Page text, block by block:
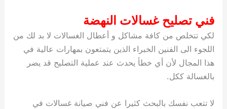
فني تصليح غسالات النهضة
لكي تتخلص من كافة مشاكل و أعطال الغسالات لا بد لك من
اللجوء الى الفنين الخبراء الذين يتمتعون بمهارات عالية في
هذا المجال لأن أي خطأ يحدث عند عملية التصليح قد يضر
بالغسالة ككل.
لا تتعب نفسك بالبحث كثيرا عن فني صيانة غسالات في